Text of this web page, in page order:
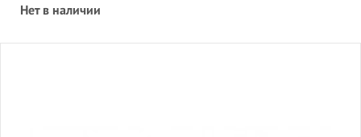
Нет в наличии